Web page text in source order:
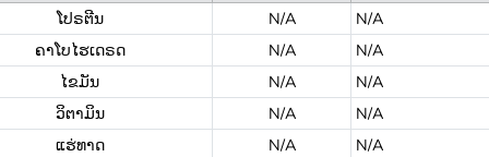
ໂປຣຕີນ
N/A
N/A
ຄາໂບໄຮເດຣດ
N/A
N/A
ໄຂມັນ
N/A
N/A
ວິຕາມິນ
N/A
N/A
ແຮ່ທາດ
N/A
N/A